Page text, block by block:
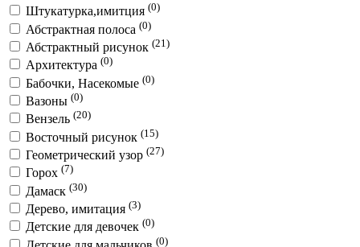
Штукатурка,имитция (0)
Абстрактная полоса (0)
Абстрактный рисунок (21)
Архитектура (0)
Бабочки, Насекомые (0)
Вазоны (0)
Вензель (20)
Восточный рисунок (15)
Геометрический узор (27)
Горох (7)
Дамаск (30)
Дерево, имитация (3)
Детские для девочек (0)
(0)